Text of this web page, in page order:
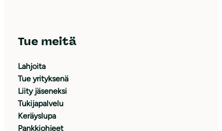
Tue meitä
Lahjoita
Tue yrityksenä
Liity jäseneksi
Tukijapalvelu
Keräyslupa
Pankkiohjeet